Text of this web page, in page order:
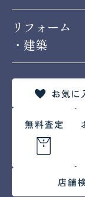
リフォーム
・建築